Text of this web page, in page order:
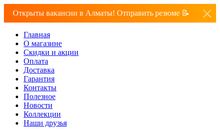
Открыты вакансии в Алматы! Отправить резюме 📝
Главная
О магазине
Скидки и акции
Оплата
Доставка
Гарантия
Контакты
Полезное
Новости
Коллекции
Наши друзья